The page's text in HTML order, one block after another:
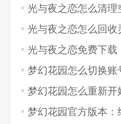
光与夜之恋怎么清理空间 光
光与夜之恋怎么回收灵犀卡牌 光
光与夜之恋免费下载：超多丰
梦幻花园怎么切换账号登录 梦
梦幻花园怎么重新开始玩 梦
梦幻花园官方版本：结合了三